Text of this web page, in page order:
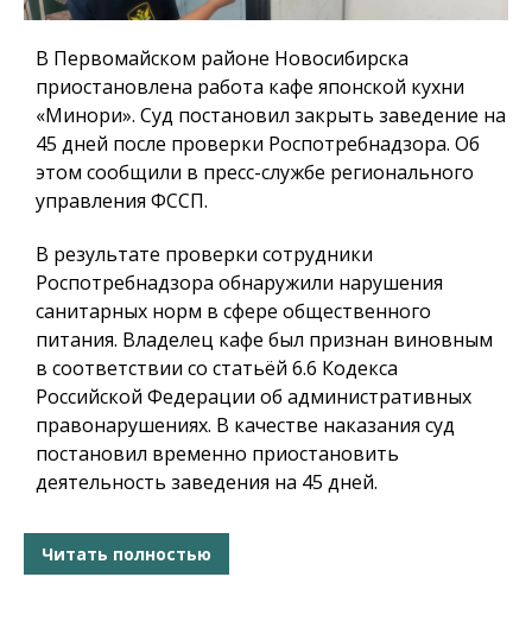
В Первомайском районе Новосибирска
приостановлена работа кафе японской кухни
«Минори». Суд постановил закрыть заведение на
45 дней после проверки Роспотребнадзора. Об
этом сообщили в пресс-службе регионального
управления ФССП.
В результате проверки сотрудники
Роспотребнадзора обнаружили нарушения
санитарных норм в сфере общественного
питания. Владелец кафе был признан виновным
в соответствии со статьёй 6.6 Кодекса
Российской Федерации об административных
правонарушениях. В качестве наказания суд
постановил временно приостановить
деятельность заведения на 45 дней.
Читать полностью